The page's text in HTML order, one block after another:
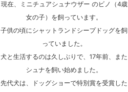
現在、ミニチュアシュナウザー のビノ（4歳
女の子）を飼っています。
子供の頃にシャットランドシープドッグを飼
っていました。
犬と生活するのは久しぶりで、17年前、また
シュナを飼い始めました。
先代犬は、ドッグショーで特別賞を受賞した